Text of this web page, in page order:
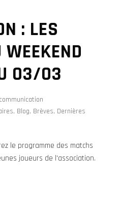
: LES
03/03
, Blog, Brèves, Dernières
le programme des matchs
joueurs de l'association.